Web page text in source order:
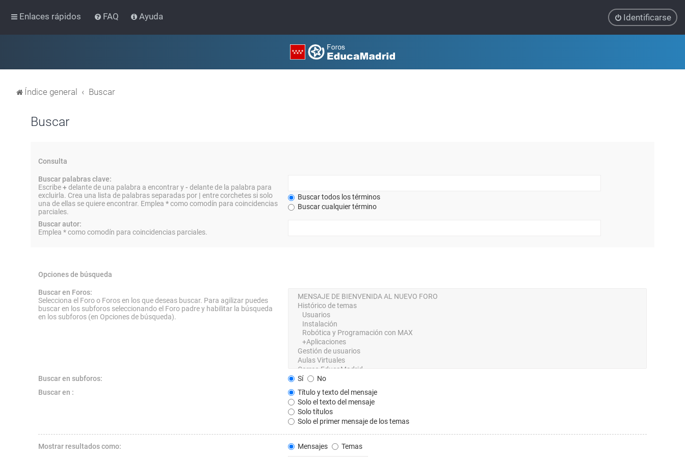
Enlaces rápidos FAQ Ayuda Identificarse
Índice general Buscar
Buscar
Consulta
Buscar palabras clave:
Escribe+delante de una palabra a encontrar y- delante de la palabra para
excluirla. Crea una lista de palabras separadas por | entre corchetes si solo
una de ellas se quiere encontrar. Emplea *como comodín para coincidencias
parciales.
Buscar todos los términos
Buscar cualquier término
Buscar autor:
Emplea * como comodín para coincidencias parciales.
Opciones de búsqueda
Buscar en Foros:
Selecciona el Foro o Foros en los que deseas buscar. Para agilizar puedes
buscar en los subforos seleccionando el Foro padre y habilitar la búsqueda
en los subforos (en Opciones de búsqueda).
Buscar en subforos: Sí
No
Buscar en :
Título y texto del mensaje
Solo el texto del mensaje
Solo títulos
Solo el primer mensaje de los temas
Mostrar resultados como: Mensajes
Temas